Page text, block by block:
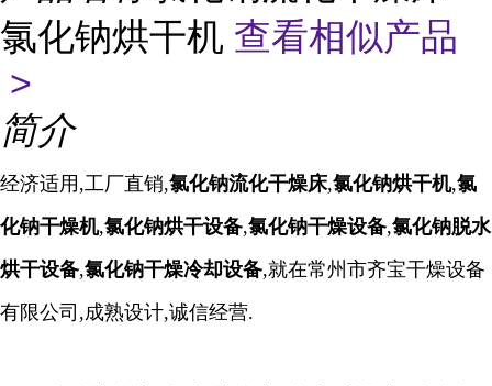
氯化钠烘干机 查看相似产品
>
简介
经济适用,工厂直销,氯化钠流化干燥床,氯化钠烘干机,氯
化钠干燥机,氯化钠烘干设备,氯化钠干燥设备,氯化钠脱水
烘干设备,氯化钠干燥冷却设备,就在常州市齐宝干燥设备
有限公司,成熟设计,诚信经营.